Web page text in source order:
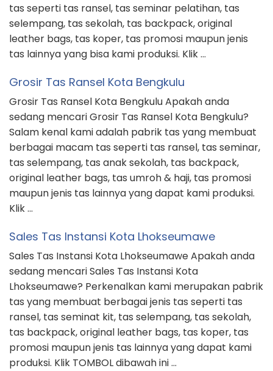
tas seperti tas ransel, tas seminar pelatihan, tas
selempang, tas sekolah, tas backpack, original
leather bags, tas koper, tas promosi maupun jenis
tas lainnya yang bisa kami produksi. Klik …
Grosir Tas Ransel Kota Bengkulu
Grosir Tas Ransel Kota Bengkulu Apakah anda
sedang mencari Grosir Tas Ransel Kota Bengkulu?
Salam kenal kami adalah pabrik tas yang membuat
berbagai macam tas seperti tas ransel, tas seminar,
tas selempang, tas anak sekolah, tas backpack,
original leather bags, tas umroh & haji, tas promosi
maupun jenis tas lainnya yang dapat kami produksi.
Klik …
Sales Tas Instansi Kota Lhokseumawe
Sales Tas Instansi Kota Lhokseumawe Apakah anda
sedang mencari Sales Tas Instansi Kota
Lhokseumawe? Perkenalkan kami merupakan pabrik
tas yang membuat berbagai jenis tas seperti tas
ransel, tas seminat kit, tas selempang, tas sekolah,
tas backpack, original leather bags, tas koper, tas
promosi maupun jenis tas lainnya yang dapat kami
produksi. Klik TOMBOL dibawah ini …